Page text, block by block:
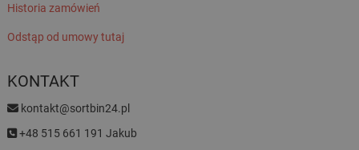
Historia zamówień
Odstąp od umowy tutaj
KONTAKT
kontakt@sortbin24.pl
+48 515 661 191 Jakub